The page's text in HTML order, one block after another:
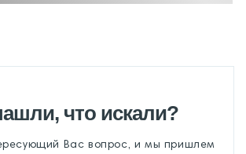
что искали?
Вас вопрос, и мы пришлем